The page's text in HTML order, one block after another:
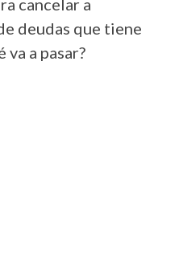
cancelar a
deudas que tiene
a pasar?